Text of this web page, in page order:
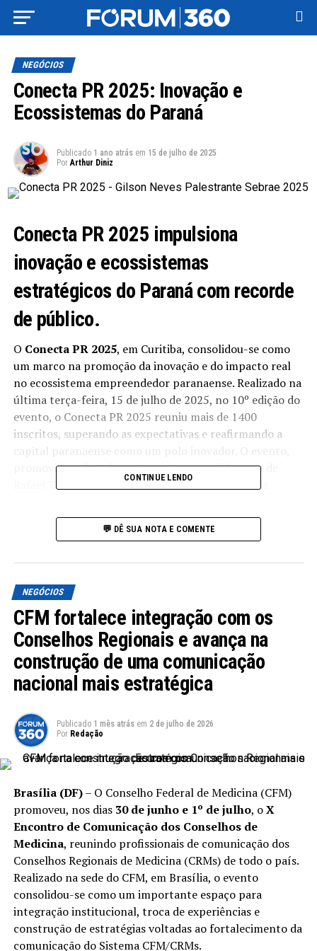
NEGÓCIOS
Conecta PR 2025: Inovação e
Ecossistemas do Paraná
Publicado 1 ano atrás em 15 de julho de 2025
Por Arthur Diniz
Conecta PR 2025 impulsiona
inovação e ecossistemas
estratégicos do Paraná com recorde
de público.
O Conecta PR 2025, em Curitiba, consolidou-se como
um marco na promoção da inovação e do impacto real
no ecossistema empreendedor paranaense. Realizado na
última terça-feira, 15 de julho de 2025, no 10º edição do
evento, o Conecta PR 2025 reuniu mais de 1400
inscritos, superando as expectativas e reafirmando a
capital paranaense como um polo inovador. O evento,
promovido pelo Sebrae Paraná e com a liderança de
Rafael Tortato, coordenador de TIC e Startups da
diversos atores do ecossistema é fundamental para o
desenvolvimento e o fomento de novas ideias e
Conecta PR 2025 e a Década da Inovação
no Paraná
A edição doConecta PR 2025teve como tema central
“Soluções para o futuro. Impulsionadas por pessoas”,
um foco que ressalta o papel do capital humano na
construção de ecossistemas inovadores. A escolha do
reflete a crescente conscientização sobre a importância
de valorizar e investir em talentos, capacitando-os para
criar soluções que atendam às demandas futuras do
congresso sobre tecnologia; foi um manifesto sobre
como a tecnologia, os negócios e o impacto social estão
intrinsecamente conectados e dependem uns dos outros
para prosperar.
As atividades doConecta PR 2025foram
estrategicamente organizadas em diversos espaços,
incluindo o Auditório Ecossistema, o Palco Acelera, a
Sala Mão na Massa e a Sala de Mentorias “Pergunte
Qualquer Coisa”. Essa segmentação permitiu que os
CONTINUE LENDO
💬 DÊ SUA NOTA E COMENTE
NEGÓCIOS
CFM fortalece integração com os
Conselhos Regionais e avança na
construção de uma comunicação
nacional mais estratégica
Publicado 1 mês atrás em 2 de julho de 2026
Por Redação
Brasília (DF)– O Conselho Federal de Medicina (CFM)
promoveu, nos dias 30 de junho e 1º de julho, oX
Encontro de Comunicação dos Conselhos de
Medicina, reunindo profissionais de comunicação dos
Conselhos Regionais de Medicina (CRMs) de todo o país.
Realizado na sede do CFM, em Brasília, o evento
consolidou-se como um importante espaço para
integração institucional, troca de experiências e
construção de estratégias voltadas ao fortalecimento da
comunicação do Sistema CFM/CRMs.